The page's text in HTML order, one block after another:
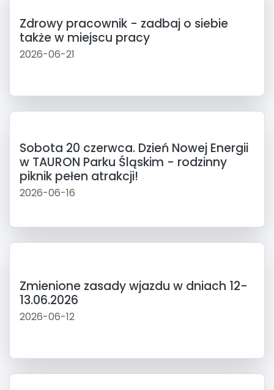
Zdrowy pracownik - zadbaj o siebie
także w miejscu pracy
2026-06-21
Sobota 20 czerwca. Dzień Nowej Energii
w TAURON Parku Śląskim - rodzinny
piknik pełen atrakcji!
2026-06-16
Zmienione zasady wjazdu w dniach 12-
13.06.2026
2026-06-12